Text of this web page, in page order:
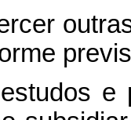
e